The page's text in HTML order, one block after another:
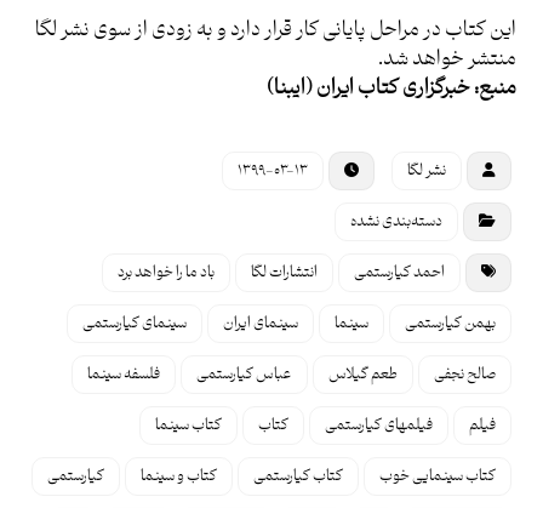
این کتاب در مراحل پایانی کار قرار دارد و به زودی از سوی نشر لگا
منتشر خواهد شد.
منبع: خبرگزاری کتاب ایران (ایبنا)
نشر لگا ۱۳۹۹-۰۳-۱۳
دسته‌بندی نشده
احمد کیارستمی انتشارات لگا باد ما را خواهد برد
بهمن کیارستمی سینما سینمای ایران سینمای کیارستمی
صالح نجفی طعم گیلاس عباس کیارستمی فلسفه سینما
فیلم فیلمهای کیارستمی کتاب کتاب سینما
کتاب سینمایی خوب کتاب کیارستمی کتاب و سینما کیارستمی